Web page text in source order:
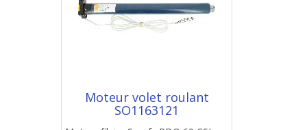
Moteur volet roulant
SO1163121